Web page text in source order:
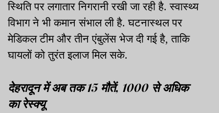
स्थिति पर लगातार निगरानी रखी जा रही है. स्वास्थ्य
विभाग ने भी कमान संभाल ली है. घटनास्थल पर
मेडिकल टीम और तीन एंबुलेंस भेज दी गई है, ताकि
घायलों को तुरंत इलाज मिल सके.
देहरादून में अब तक 15 मौतें, 1000 से अधिक
का रेस्क्यू